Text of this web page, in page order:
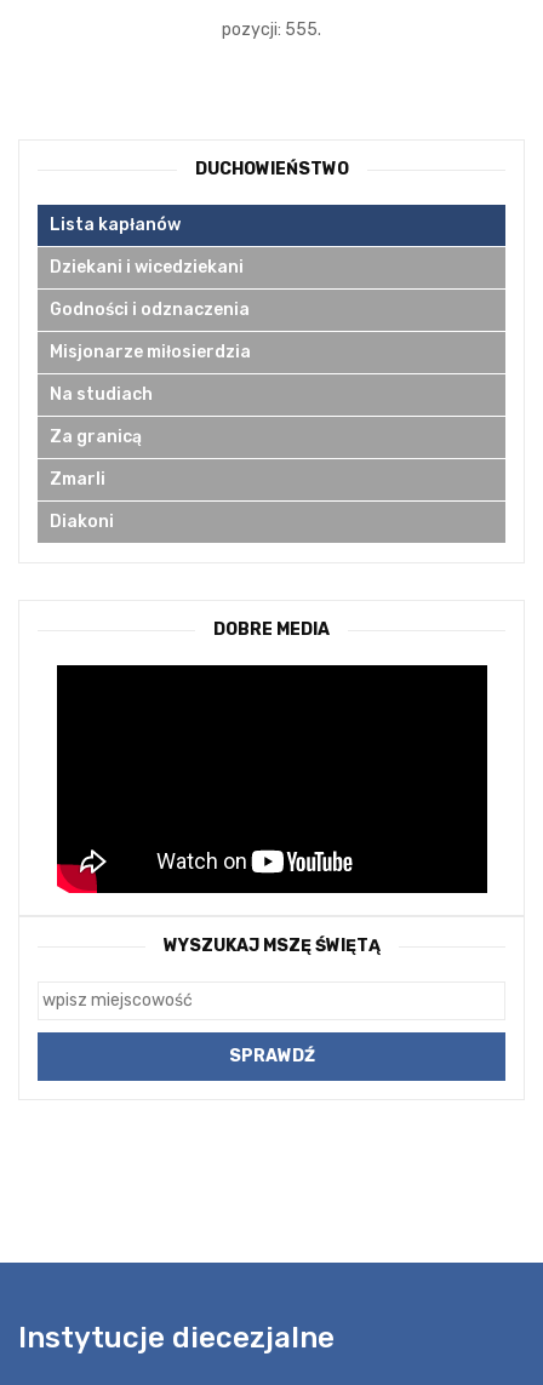
pozycji: 555.
DUCHOWIEŃSTWO
Lista kapłanów
Dziekani i wicedziekani
Godności i odznaczenia
Misjonarze miłosierdzia
Na studiach
Za granicą
Zmarli
Diakoni
DOBRE MEDIA
WYSZUKAJ MSZĘ ŚWIĘTĄ
Instytucje diecezjalne